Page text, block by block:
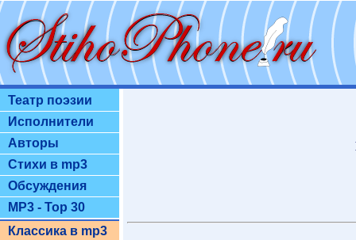
Театр поэзии
Исполнители
Авторы
Стихи в mp3
Обсуждения
MP3 - Top 30
Классика в mp3